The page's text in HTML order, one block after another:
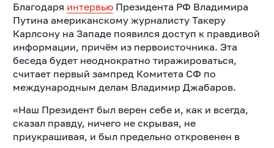
Благодаря интервьюПрезидента РФ Владимира
Путина американскому журналисту Такеру
Карлсону на Западе появился доступ к правдивой
информации, причём из первоисточника. Эта
беседа будет неоднократно тиражироваться,
считает первый зампред Комитета СФ по
международным делам Владимир Джабаров.
«Наш Президент был верен себе и, как и всегда,
сказал правду, ничего не скрывая, не
приукрашивая, и был предельно откровенен в